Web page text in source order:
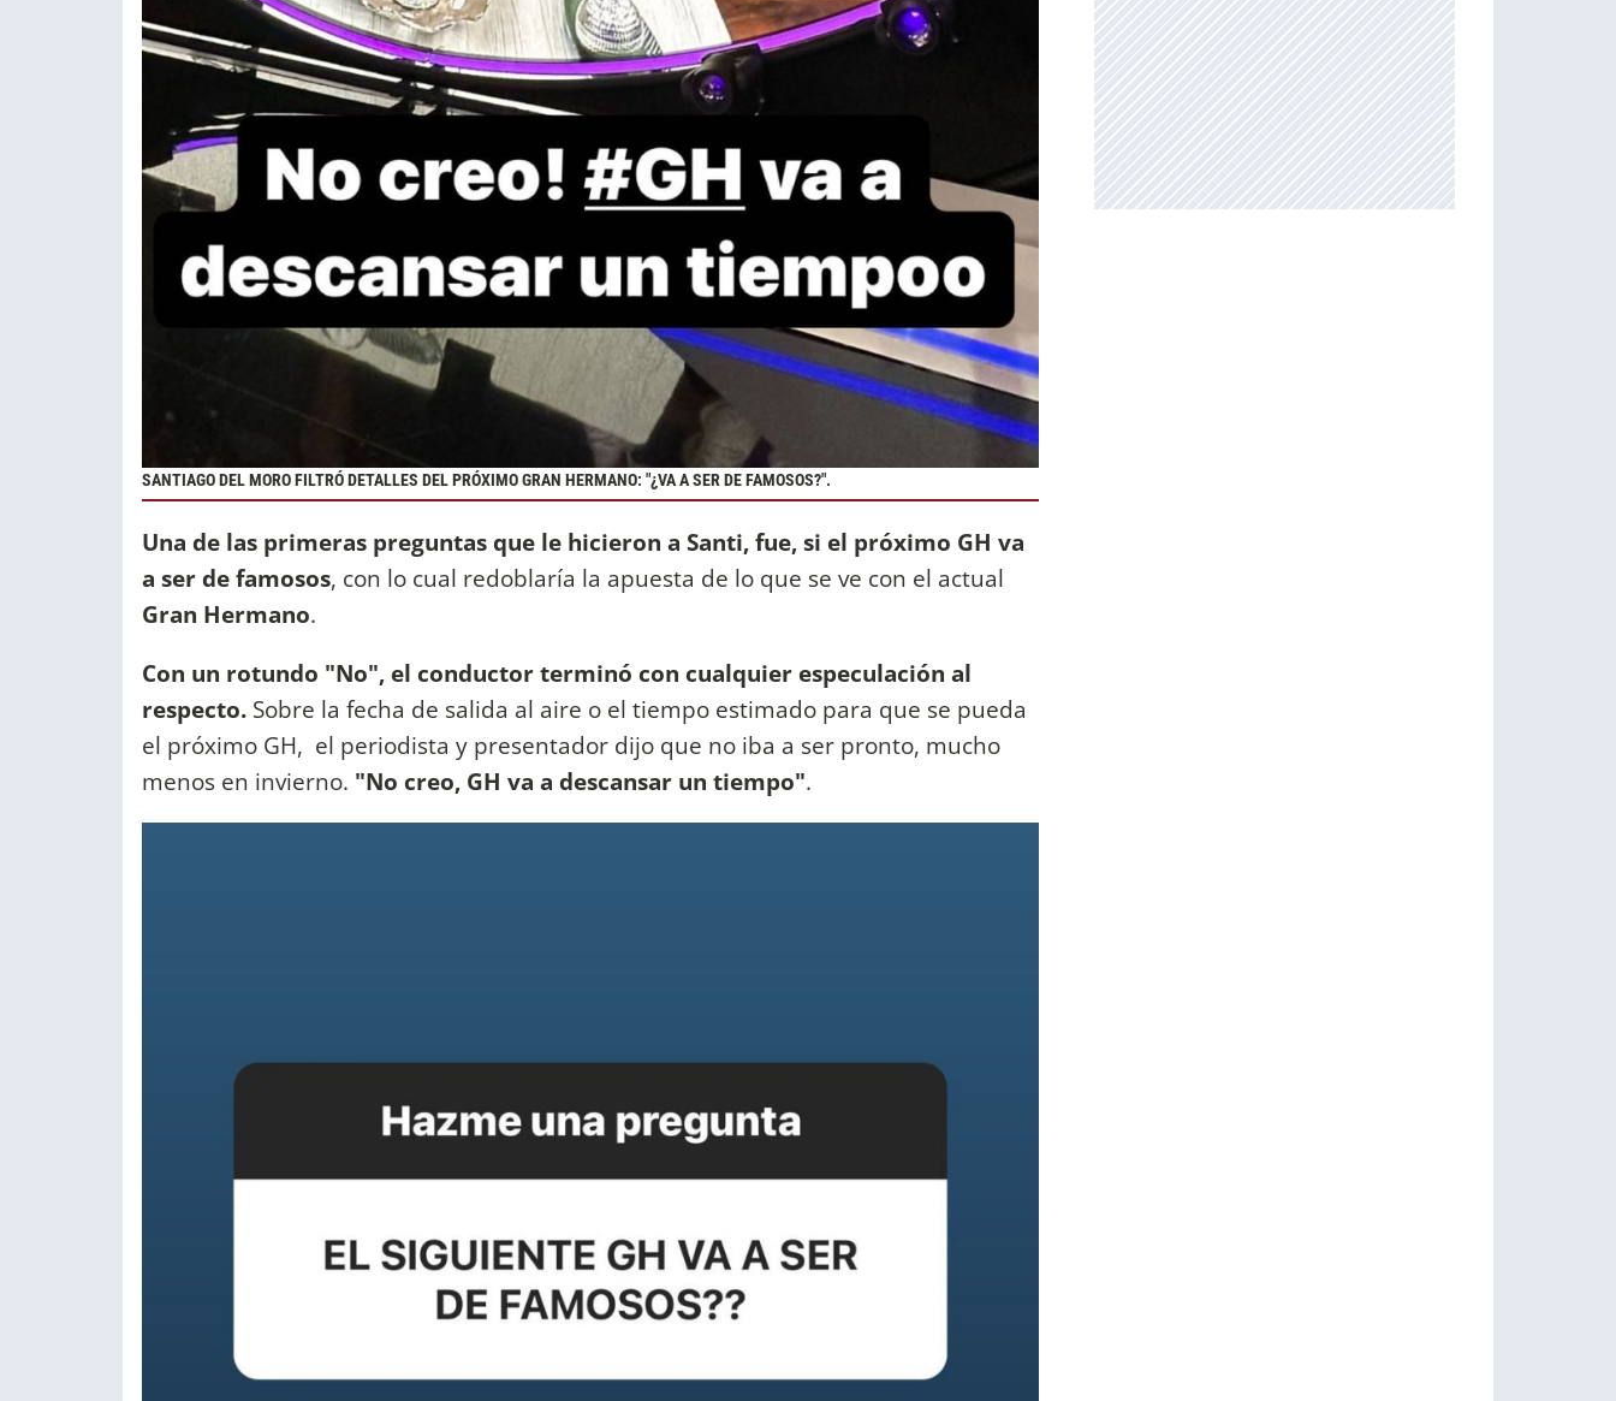
SANTIAGO DEL MORO FILTRÓ DETALLES DEL PRÓXIMO GRAN HERMANO: "¿VA A SER DE FAMOSOS?".
Una de las primeras preguntas que le hicieron a Santi, fue, si el próximo GH va
a ser de famosos, con lo cual redoblaría la apuesta de lo que se ve con el actual
Gran Hermano.
Con un rotundo "No", el conductor terminó con cualquier especulación al
respecto. Sobre la fecha de salida al aire o el tiempo estimado para que se pueda
el próximo GH, el periodista y presentador dijo que no iba a ser pronto, mucho
menos en invierno. "No creo, GH va a descansar un tiempo".